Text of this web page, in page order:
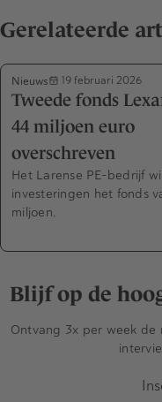
Gerelateerde
Nieuws 19 februari 2026
Tweede fonds
44 miljoen euro
overschreven
Het Larense PE-bedrijf
investeringen het fonds
miljoen.
Blijf op de
Ontvang 3x per week de